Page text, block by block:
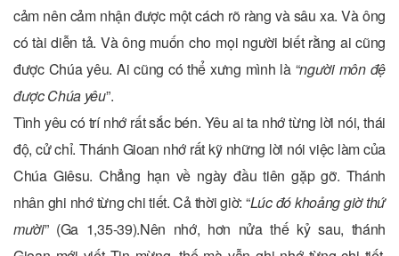
cảm nên cảm nhận được một cách rõ ràng và sâu xa. Và ông
có tài diễn tả. Và ông muốn cho mọi người biết rằng ai cũng
được Chúa yêu. Ai cũng có thể xưng mình là “người môn đệ
được Chúa yêu”.
Tình yêu có trí nhớ rất sắc bén. Yêu ai ta nhớ từng lời nói, thái
độ, cử chỉ. Thánh Gioan nhớ rất kỹ những lời nói việc làm của
Chúa Giêsu. Chẳng hạn về ngày đầu tiên gặp gỡ. Thánh
nhân ghi nhớ từng chi tiết. Cả thời giờ: “Lúc đó khoảng giờ thứ
mười” (Ga 1,35-39).Nên nhớ, hơn nửa thế kỷ sau, thánh